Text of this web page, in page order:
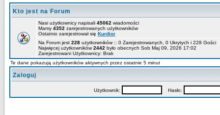
Kto jest na Forum
Nasi użytkownicy napisali 45062 wiadomości
Mamy 4352 zarejestrowanych użytkowników
Ostatnio zarejestrował się Kurdior
Na Forum jest 228 użytkowników :: 0 Zarejestrowanych, 0 Ukrytych i 228
Najwięcej użytkowników2442 było obecnych Sob Maj 09, 2026 17:02
Zarejestrowani Użytkownicy: Brak
Te dane pokazują użytkowników aktywnych przez ostatnie 5 minut
Zaloguj
Użytkownik: Hasło: